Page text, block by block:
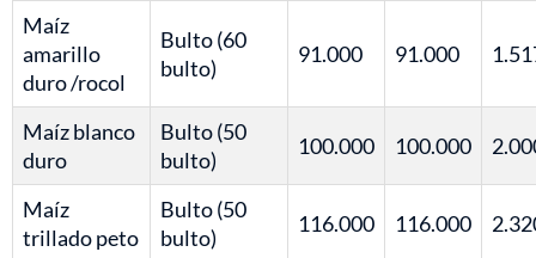
Maíz
amarillo
duro /rocol
Bulto (60
bulto)
91.000 91.000
Maíz blanco
duro
Bulto (50
bulto)
100.000 100.000
Maíz
trillado peto
Bulto (50
bulto)
116.000 116.000